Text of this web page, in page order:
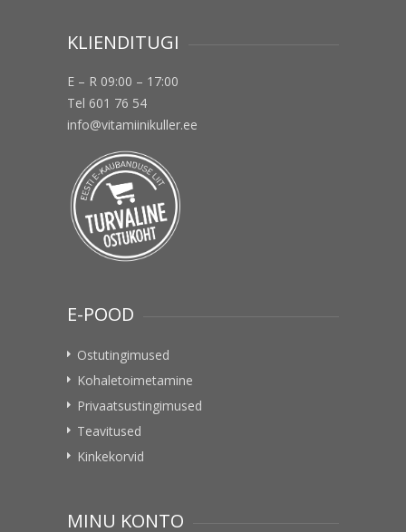
KLIENDITUGI
E – R 09:00 – 17:00
Tel 601 76 54
info@vitamiinikuller.ee
E-POOD
Ostutingimused
Kohaletoimetamine
Privaatsustingimused
Teavitused
Kinkekorvid
MINU KONTO